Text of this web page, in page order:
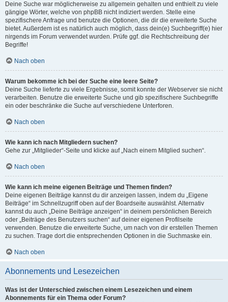
Deine Suche war möglicherweise zu allgemein gehalten und enthielt zu viele
gängige Wörter, welche von phpBB nicht indiziert werden. Stelle eine
spezifischere Anfrage und benutze die Optionen, die dir die erweiterte Suche
bietet. Außerdem ist es natürlich auch möglich, dass dein(e) Suchbegriff(e) hier
nirgends im Forum verwendet wurden. Prüfe ggf. die Rechtschreibung der
Begriffe!
Nach oben
Warum bekomme ich bei der Suche eine leere Seite?
Deine Suche lieferte zu viele Ergebnisse, somit konnte der Webserver sie nicht
verarbeiten. Benutze die erweiterte Suche und gib spezifischere Suchbegriffe
ein oder beschränke die Suche auf verschiedene Unterforen.
Nach oben
Wie kann ich nach Mitgliedern suchen?
Gehe zur „Mitglieder“-Seite und klicke auf „Nach einem Mitglied suchen“.
Nach oben
Wie kann ich meine eigenen Beiträge und Themen finden?
Deine eigenen Beiträge kannst du dir anzeigen lassen, indem du „Eigene
Beiträge“ im Schnellzugriff oben auf der Boardseite auswählst. Alternativ
kannst du auch „Deine Beiträge anzeigen“ in deinem persönlichen Bereich
oder „Beiträge des Benutzers suchen“ auf deiner eigenen Profilseite
verwenden. Benutze die erweiterte Suche, um nach von dir erstellen Themen
zu suchen. Trage dort die entsprechenden Optionen in die Suchmaske ein.
Nach oben
Abonnements und Lesezeichen
Was ist der Unterschied zwischen einem Lesezeichen und einem
Abonnements für ein Thema oder Forum?